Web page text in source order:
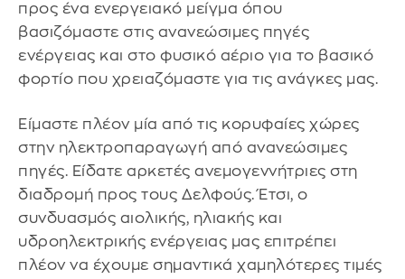
προς ένα ενεργειακό μείγμα όπου
βασιζόμαστε στις ανανεώσιμες πηγές
ενέργειας και στο φυσικό αέριο για το βασικό
φορτίο που χρειαζόμαστε για τις ανάγκες μας.
Είμαστε πλέον μία από τις κορυφαίες χώρες
στην ηλεκτροπαραγωγή από ανανεώσιμες
πηγές. Είδατε αρκετές ανεμογεννήτριες στη
διαδρομή προς τους Δελφούς. Έτσι, ο
συνδυασμός αιολικής, ηλιακής και
υδροηλεκτρικής ενέργειας μας επιτρέπει
πλέον να έχουμε σημαντικά χαμηλότερες τιμές